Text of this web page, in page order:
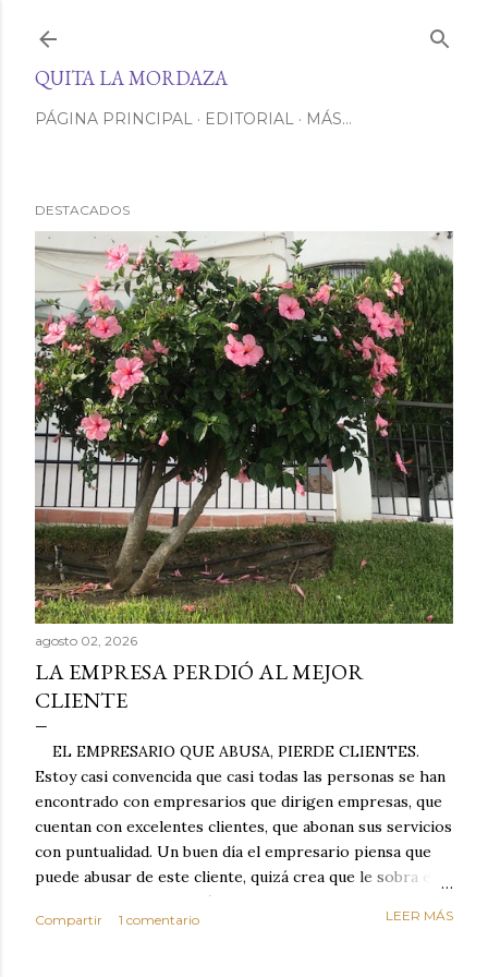
QUITA LA MORDAZA
PÁGINA PRINCIPAL EDITORIAL MÁS…
DESTACADOS
agosto 02, 2026
LA EMPRESA PERDIÓ AL MEJOR
CLIENTE
EL EMPRESARIO QUE ABUSA, PIERDE CLIENTES.
Estoy casi convencida que casi todas las personas se han
encontrado con empresarios que dirigen empresas, que
cuentan con excelentes clientes, que abonan sus servicios
con puntualidad. Un buen día el empresario piensa que
puede abusar de este cliente, quizá crea que le sobra el
dinero porque la mayoría de los otros pagan mal y
tarde y en ocasiones ni abonan los servicios. Cuando una
Compartir 1 comentario LEER MÁS